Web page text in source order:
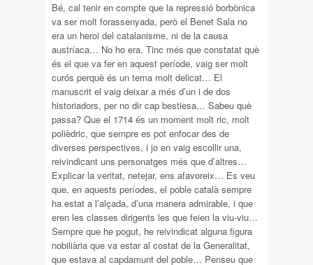
Bé, cal tenir en compte que la repressió borbònica
va ser molt forassenyada, però el Benet Sala no
era un heroi del catalanisme, ni de la causa
austríaca… No ho era. Tinc més que constatat què
és el que va fer en aquest període, vaig ser molt
curós perquè és un tema molt delicat… El
manuscrit el vaig deixar a més d’un i de dos
historiadors, per no dir cap bestiesa… Sabeu què
passa? Que el 1714 és un moment molt ric, molt
polièdric, que sempre es pot enfocar des de
diverses perspectives, i jo en vaig escollir una,
reivindicant uns personatges més que d’altres…
Explicar la veritat, netejar, ens afavoreix… Es veu
que, en aquests períodes, el poble català sempre
ha estat a l’alçada, d’una manera admirable, i que
eren les classes dirigents les que feien la viu-viu…
Sempre que he pogut, he reivindicat alguna figura
nobiliària que va estar al costat de la Generalitat,
que estava al capdamunt del poble… Penseu que